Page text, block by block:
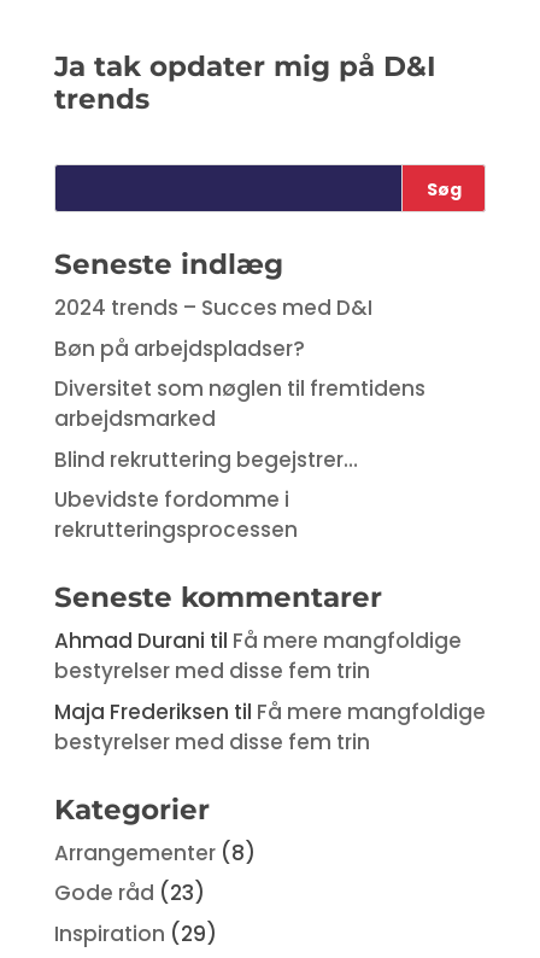
Ja tak opdater mig på D&I
trends
Seneste indlæg
2024 trends – Succes med D&I
Bøn på arbejdspladser?
Diversitet som nøglen til fremtidens
arbejdsmarked
Blind rekruttering begejstrer…
Ubevidste fordomme i
rekrutteringsprocessen
Seneste kommentarer
Ahmad Durani til Få mere mangfoldige
bestyrelser med disse fem trin
Maja Frederiksen til Få mere mangfoldige
bestyrelser med disse fem trin
Kategorier
Arrangementer(8)
Gode råd (23)
Inspiration (29)